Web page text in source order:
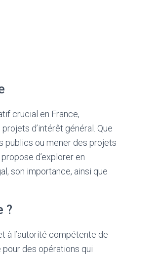
crucial en France,
d’intérêt général. Que
publics ou mener des projets
d’explorer en
son importance, ainsi que
?
à l’autorité compétente de
pour des opérations qui